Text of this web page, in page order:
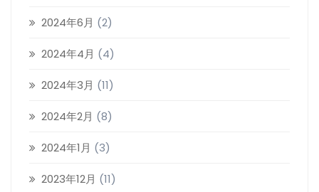
2024年6月 (2)
2024年4月 (4)
2024年3月 (11)
2024年2月 (8)
2024年1月 (3)
2023年12月 (11)